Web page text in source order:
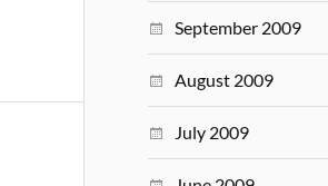
September 2009
August 2009
July 2009